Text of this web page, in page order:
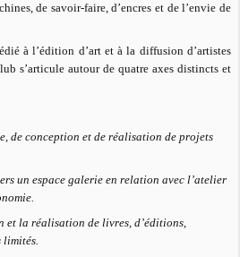
de savoir-faire, d’encres et de l’envie de
à l’édition d’art et à la diffusion d’artistes
s’articule autour de quatre axes distincts et
de conception et de réalisation de projets
un espace galerie en relation avec l’atelier
et la réalisation de livres, d’éditions,
limités.